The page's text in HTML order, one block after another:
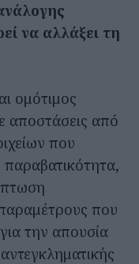
να αλλάξει τη
ομότιμος
αποστάσεις από
που
παραβατικότητα,
που
την απουσία